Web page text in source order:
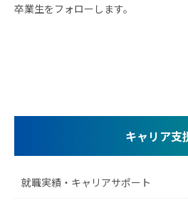
卒業生をフォローします。
キャリア支
就職実績・キャリアサポート